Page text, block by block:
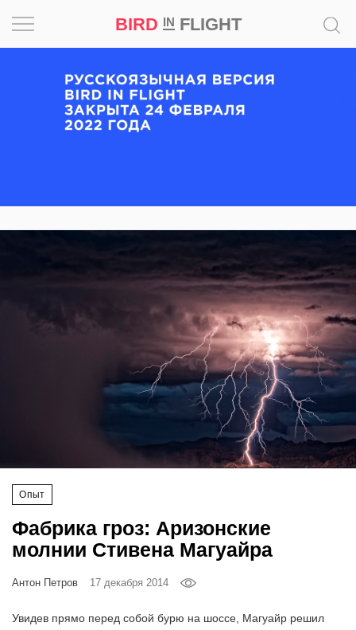
BIRD INFLIGHT
Опыт
Фабрика гроз: Аризонские
молнии Стивена Магуайра
Антон Петров 17 декабря 2014
Увидев прямо перед собой бурю на шоссе, Магуайр решил